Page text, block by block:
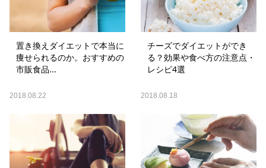
置き換えダイエットで本当に
痩せられるのか。おすすめの
市販食品...
2018.08.22
チーズでダイエットができ
る？効果や食べ方の注意点・
レシピ4選
2018.08.18